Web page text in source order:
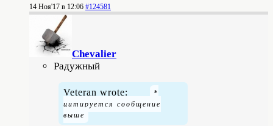
14 Ноя'17 в 12:06 #124581
Chevalier
Радужный
Veteran wrote: